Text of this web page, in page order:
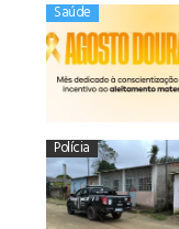
Saúde
Polícia